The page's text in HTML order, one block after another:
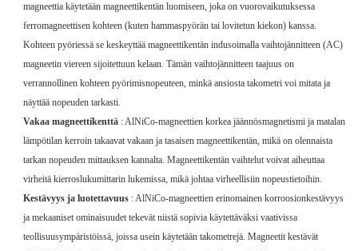
magneettia käytetään magneettikentän luomiseen, joka on vuorovaikutuksessa
ferromagneettisen kohteen (kuten hammaspyörän tai lovitetun kiekon) kanssa.
Kohteen pyöriessä se keskeyttää magneettikentän indusoimalla vaihtojännitteen (AC)
magneetin viereen sijoitettuun kelaan. Tämän vaihtojännitteen taajuus on
verrannollinen kohteen pyörimisnopeuteen, minkä ansiosta takometri voi mitata ja
näyttää nopeuden tarkasti.
Vakaa magneettikenttä : AlNiCo-magneettien korkea jäännösmagnetismi ja matalan
lämpötilan kerroin takaavat vakaan ja tasaisen magneettikentän, mikä on olennaista
tarkan nopeuden mittauksen kannalta. Magneettikentän vaihtelut voivat aiheuttaa
virheitä kierroslukumittarin lukemissa, mikä johtaa virheellisiin nopeustietoihin.
Kestävyys ja luotettavuus : AlNiCo-magneettien erinomainen korroosionkestävyys
ja mekaaniset ominaisuudet tekevät niistä sopivia käytettäväksi vaativissa
teollisuusympäristöissä, joissa usein käytetään takometrejä. Magneetit kestävät